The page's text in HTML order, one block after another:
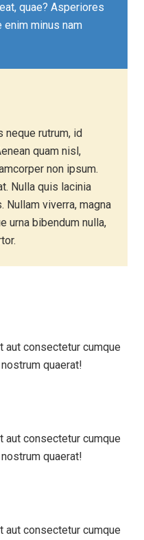
quae? Asperiores
minus nam
neque rutrum, id
quam nisl,
non ipsum.
Nulla quis lacinia
viverra, magna
urna bibendum nulla,
aut consectetur cumque
quaerat!
aut consectetur cumque
quaerat!
aut consectetur cumque